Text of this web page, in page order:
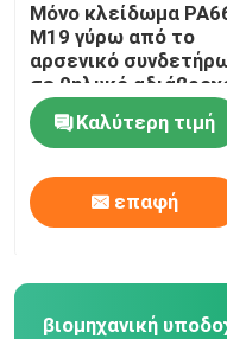
Μόνο κλείδωμα
M19 γύρω από το
αρσενικό
σε θηλυκό
IP68
Καλύτερη τιμή
επαφή
βιομηχανική